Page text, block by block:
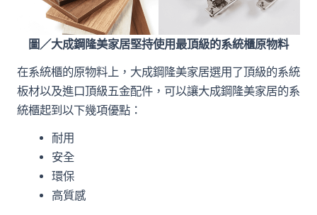
圖／大成鋼隆美家居堅持使用最頂級的系統櫃原物料
在系統櫃的原物料上，大成鋼隆美家居選用了頂級的系統
板材以及進口頂級五金配件，可以讓大成鋼隆美家居的系
統櫃起到以下幾項優點：
耐用
安全
環保
高質感